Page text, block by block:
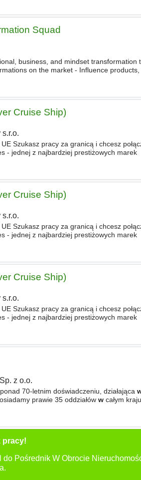
Squad
business, and mindset transformation
on the market - Influence products,
Cruise Ship)
Szukasz pracy za granicą i chcesz
- jednej z najbardziej prestiżowych marek
Cruise Ship)
Szukasz pracy za granicą i chcesz
- jednej z najbardziej prestiżowych marek
Cruise Ship)
Szukasz pracy za granicą i chcesz
- jednej z najbardziej prestiżowych marek
z o.o.
70-letnim doświadczeniu, działająca
prawie 35 oddziałów wcałym
pracy!
Pośrednik W Obrocie